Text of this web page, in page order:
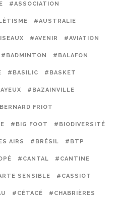
#ASSOCIATION
#AUSTRALIE
#AVENIR #AVIATION
#BADMINTON #BALAFON
#BASILIC #BASKET
#BAZAINVILLE
FRIOT
#BIG FOOT #BIODIVERSITÉ
AIRS #BRÉSIL #BTP
#CANTAL #CANTINE
SENSIBLE #CASSIOT
#CÉTACÉ #CHABRIÈRES